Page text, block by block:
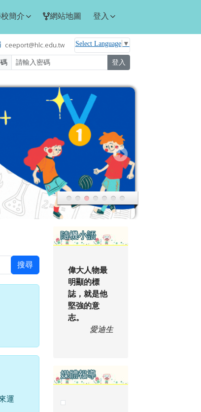
簡介 網站地圖 登入
ceeport@hlc.edu.tw Select Language ▼
登入
搜尋
運
右邊區域內容
隨機小語
偉大人物最
明顯的標
誌，就是他
堅強的意
志。
愛迪生
媒體報導